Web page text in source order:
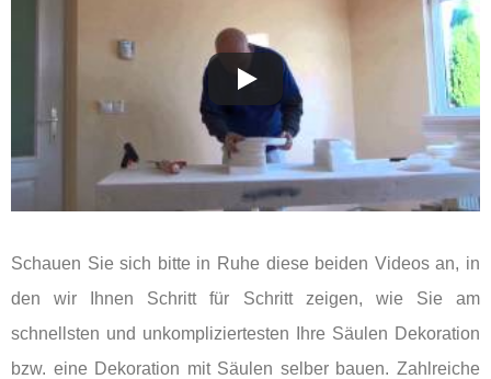
Schauen Sie sich bitte in Ruhe diese beiden Videos an, in
den wir Ihnen Schritt für Schritt zeigen, wie Sie am
schnellsten und unkompliziertesten Ihre Säulen Dekoration
bzw. eine Dekoration mit Säulen selber bauen. Zahlreiche